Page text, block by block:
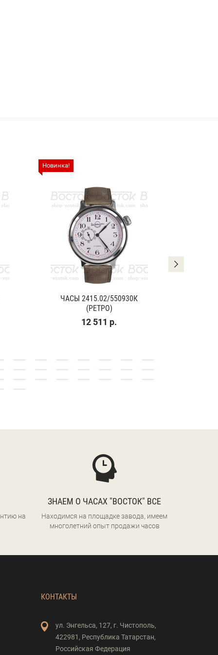
Новинка!
ЧАСЫ 2415.02/550930К
(РЕТРО)
12 511 р.
на
ЗНАЕМ О ЧАСАХ "ВОСТОК" ВСЕ
Находимся на площадке завода, имеем
многолетний опыт продажи часов
КОНТАКТЫ
ул. Энгельса, 127, г. Чистополь,
422981, Республика Татарстан,
Российская Федерация